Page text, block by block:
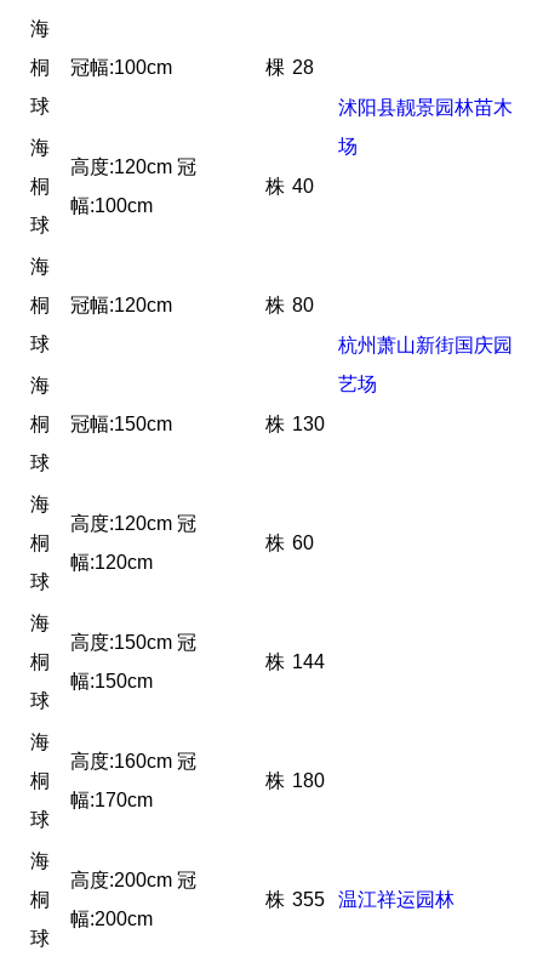
海
桐
球
冠幅:100cm 棵 28
沭阳县靓景园林苗木
场
海
桐
球
高度:120cm 冠
幅:100cm
株 40
海
桐
球
冠幅:120cm 株 80
杭州萧山新街国庆园
艺场
海
桐
球
冠幅:150cm 株 130
海
桐
球
高度:120cm 冠
幅:120cm
株 60
温江祥运园林
海
桐
球
高度:150cm 冠
幅:150cm
株 144
海
桐
球
高度:160cm 冠
幅:170cm
株 180
海
桐
球
高度:200cm 冠
幅:200cm
株 355